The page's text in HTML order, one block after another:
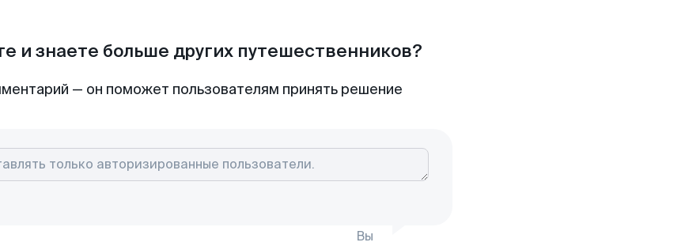
и знаете больше других путешественников?
— он поможет пользователям принять решение
Вы